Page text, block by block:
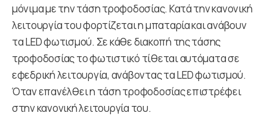
μόνιμα με την τάση τροφοδοσίας. Κατά την κανονική
λειτουργία του φορτίζεται η μπαταρία και ανάβουν
τα LED φωτισμού. Σε κάθε διακοπή της τάσης
τροφοδοσίας το φωτιστικό τίθεται αυτόματα σε
εφεδρική λειτουργία, ανάβοντας τα LED φωτισμού.
Όταν επανέλθει η τάση τροφοδοσίας επιστρέφει
στην κανονική λειτουργία του.